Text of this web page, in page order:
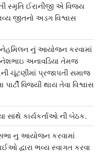
સ્મૃતિ ઈરાનીજી એ વિજય
જીતનો અડગ વિશ્વાસ
નું આયોજન કરવામાં
અનાવડિયા તેમજ
ચૂંટણીમાં પ્રજાપતી સમાજ
વિજયી થાય તેવા વિશ્વાસ
સાથે કાર્યકર્તાઓ ની બેઠક.
નુ આયોજન કરવામાં
દ્વારા ભવ્ય સ્વાગત કરવા